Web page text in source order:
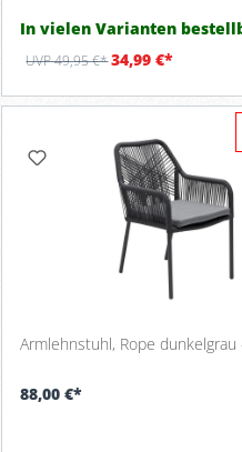
In vielen Varianten
UVP 49,95 €*34,99 €*
Armlehnstuhl, Rope dunkelgrau
88,00 €*